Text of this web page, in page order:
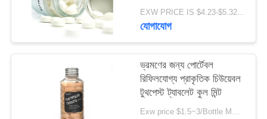
EXW PRICE IS $4.23-$5.32/BOTTLE MOQ:100000pcs
যোগাযোগ
ভ্রমণের জন্য পোর্টেবল
রিফিলযোগ্য প্রাকৃতিক চিউয়েবল
টুথপেস্ট ট্যাবলেট কুল মিন্ট
Exw price $1.5~3/Bottle MOQ:5000 বোতল